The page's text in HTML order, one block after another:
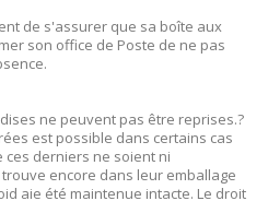
de s'assurer que sa boîte aux
son office de Poste de ne pas
ne peuvent pas être reprises.?
est possible dans certains cas
derniers ne soient ni
encore dans leur emballage
aie été maintenue intacte. Le droit